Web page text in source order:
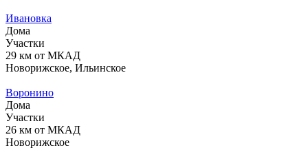
Ивановка
Дома
Участки
29 км от МКАД
Новорижское, Ильинское
Воронино
Дома
Участки
26 км от МКАД
Новорижское